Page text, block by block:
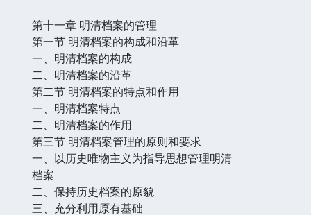
第十一章 明清档案的管理
第一节 明清档案的构成和沿革
一、明清档案的构成
二、明清档案的沿革
第二节 明清档案的特点和作用
一、明清档案特点
二、明清档案的作用
第三节 明清档案管理的原则和要求
一、以历史唯物主义为指导思想管理明清
档案
二、保持历史档案的原貌
三、充分利用原有基础